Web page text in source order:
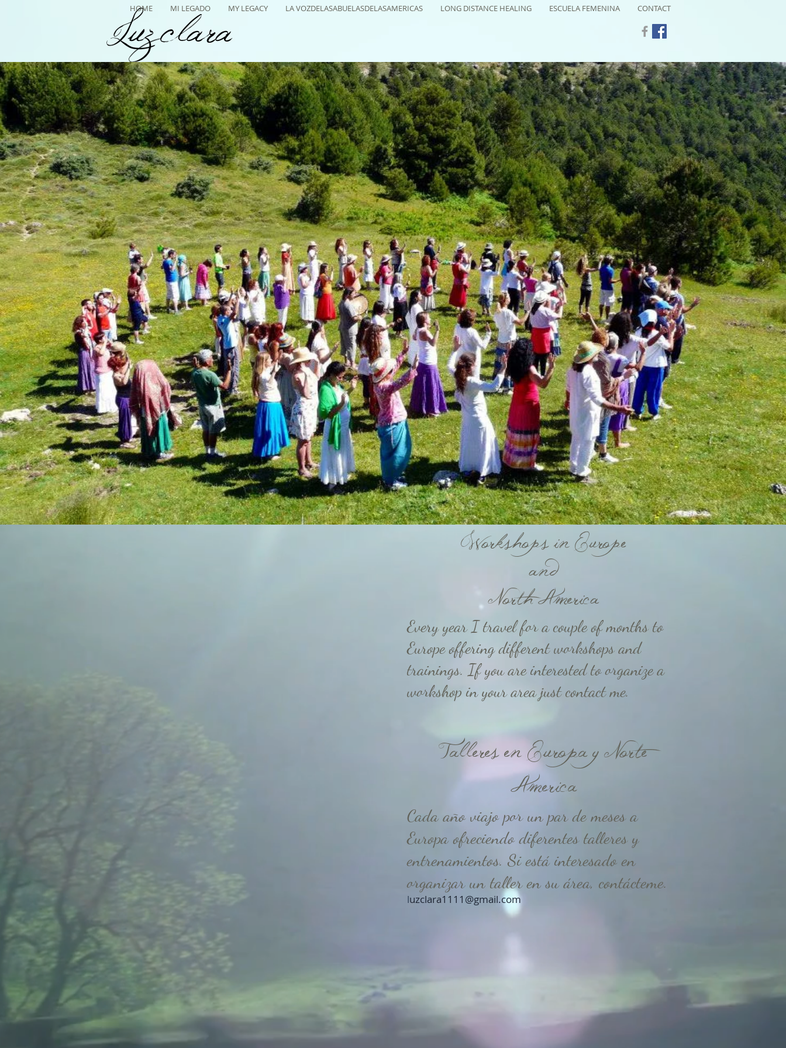
Luzclara
HOME MI LEGADO MY LEGACY LA VOZDELASABUELASDELASAMERICAS LONG DISTANCE HEALING ESCUELA FEMENINA CONTACT
Workshops in Europe
and
North America
Every year I travel for a couple of months to
Europe offering different workshops and
trainings. If you are interested to organize a
workshop in your area just contact me.
Talleres en Europa y Norte
America
Cada año viajo por un par de meses a
Europa ofreciendo diferentes talleres y
entrenamientos. Si está interesado en
organizar un taller en su área, contácteme.
luzclara1111@gmail.com